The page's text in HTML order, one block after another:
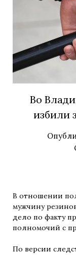
Во
избили
В отношении
мужчину
дело по факту
полномочий с
По версии